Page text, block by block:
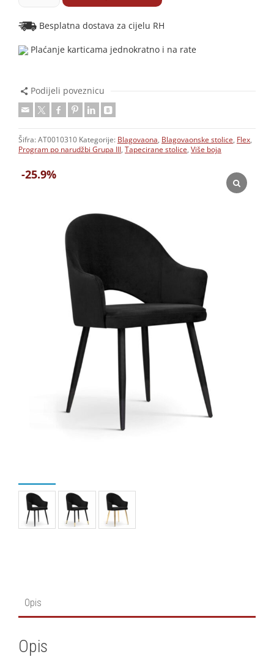
-25.9%
Besplatna dostava za cijelu RH
Plaćanje karticama jednokratno i na rate
Podijeli poveznicu
Šifra: AT0010310 Kategorije: Blagovaona, Blagovaonske stolice, Flex,
Program po narudžbi Grupa III, Tapecirane stolice, Više boja
Opis
Opis